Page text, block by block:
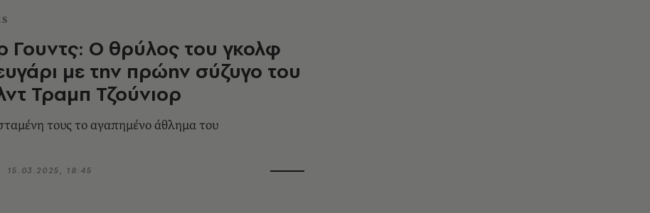
Γουντς: Ο θρύλος του γκολφ
με την πρώην σύζυγο του
Τραμπ Τζούνιορ
τους το αγαπημένο άθλημα του
15.03.2025, 18:45